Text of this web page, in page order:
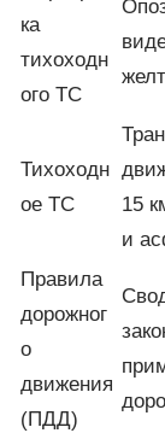
ка
тихоходн
ого ТС
Тихоходн
ое ТС
15
и
Правила
дорожног
о
движения
(ПДД)